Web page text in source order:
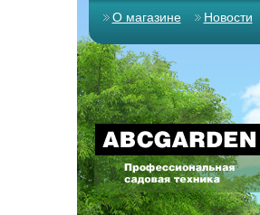
О магазине Новости